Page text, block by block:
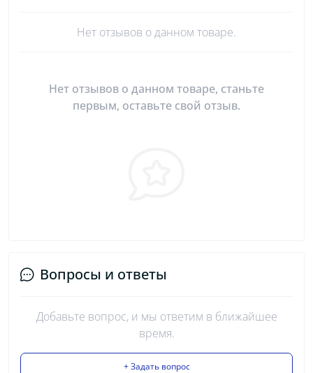
Нет отзывов о данном товаре.
Нет отзывов о данном товаре, станьте
первым, оставьте свой отзыв.
Вопросы и ответы
Добавьте вопрос, и мы ответим в ближайшее
время.
+ Задать вопрос